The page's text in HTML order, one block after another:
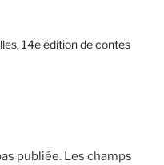
14e édition de contes
publiée. Les champs